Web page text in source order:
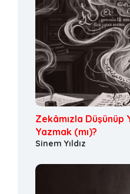
Zekâmızla Düşünüp
Yazmak (mı)?
Sinem Yıldız